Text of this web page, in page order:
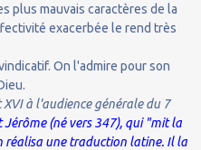
plus mauvais caractères de la
exacerbée le rend très
On l'admire pour son
à l'audience générale du 7
(né vers 347), qui "mit la
réalisa une traduction latine. Il la